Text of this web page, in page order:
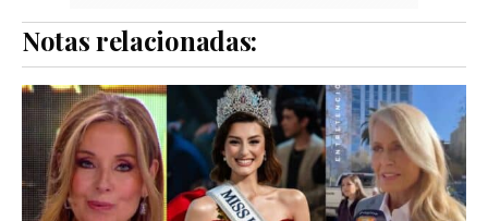
Notas relacionadas: